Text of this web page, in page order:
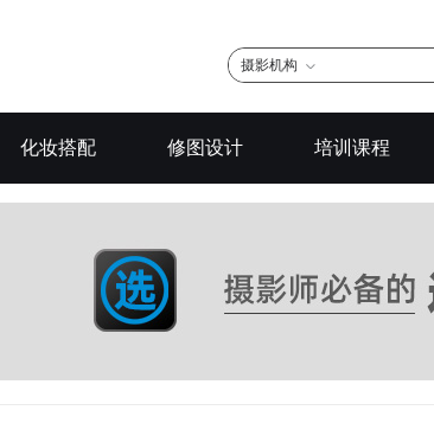
摄影机构
化妆搭配 修图设计 培训课程